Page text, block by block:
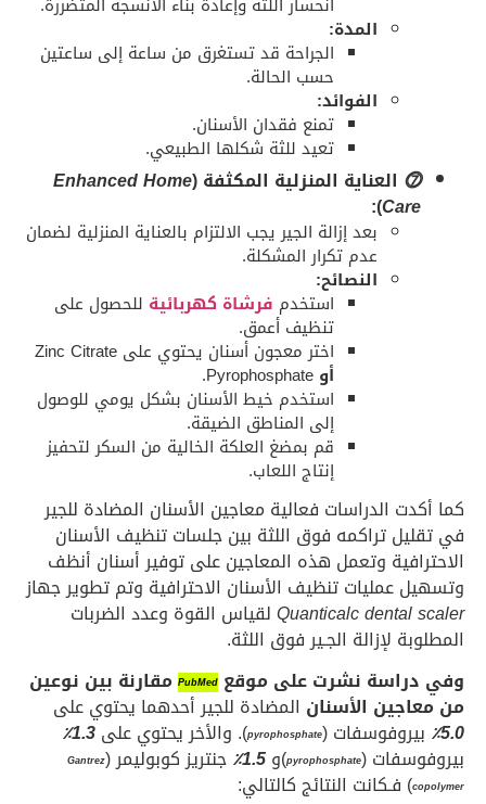
المدة:
الجراحة قد تستغرق من ساعة إلى ساعتين
حسب الحالة.
الفوائد:
تمنع فقدان الأسنان.
تعيد للثة شكلها الطبيعي.
⓻ العناية المنزلية المكثفة (Enhanced Home
Care
):
بعد إزالة الجير يجب الالتزام بالعناية المنزلية لضمان
عدم تكرار المشكلة.
النصائح:
استخدم فرشاة كهربائية للحصول على
تنظيف أعمق.
اختر معجون أسنان يحتوي على Zinc Citrate
أو
استخدم خيط الأسنان بشكل يومي للوصول
إلى المناطق الضيقة.
قم بمضغ العلكة الخالية من السكر لتحفيز
إنتاج اللعاب.
كما أكدت الدراسات فعالية معاجين الأسنان المضادة للجير
في تقليل تراكمه فوق اللثة بين جلسات تنظيف الأسنان
الاحترافية وتعمل هذه المعاجين على توفير أسنان أنظف
وتسهيل عمليات تنظيف الأسنان الاحترافية وتم تطوير جهاز
Quanticalc dental scalerلقياس القوة وعدد الضربات
المطلوبة لإزالة الجـير فوق اللثة.
وفي دراسة نشرت على موقع PubMed مقارنة بين نوعين
من معاجين الأسنان المضادة للجير أحدهما يحتوي على
5.0٪ بيروفوسفات (pyrophosphate). والأخر يحتوي على1.3٪
بيروفوسفات (pyrophosphate)و1.5٪ جنتريز كوبوليمر (Gantrez
copolymer) فـكانت النتائج كالتالي: